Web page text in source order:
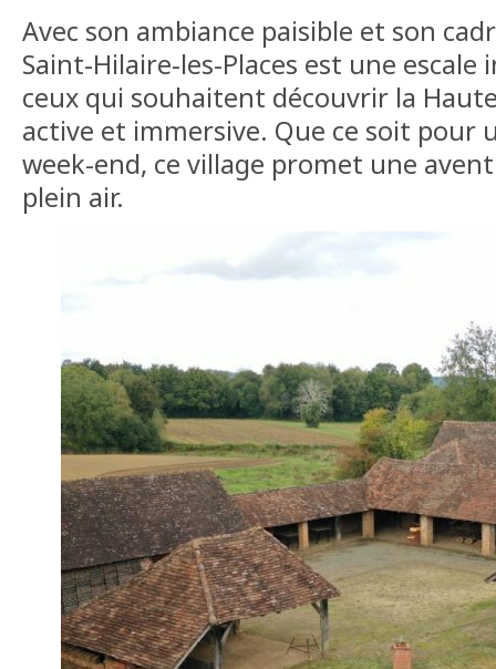
Avec son ambiance paisible et son
Saint-Hilaire-les-Places est une
ceux qui souhaitent découvrir la
active et immersive. Que ce soit pour
week-end, ce village promet une
plein air.